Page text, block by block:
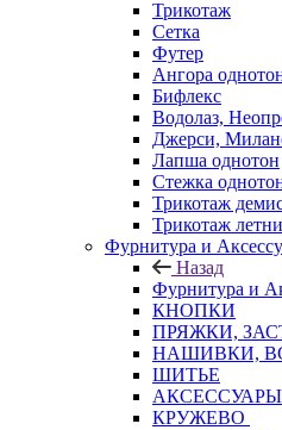
Трикотаж
Сетка
Футер
Ангора
Бифлекс
Водолаз,
Джерси,
Лапша однотон
Стежка
Трикотаж
Трикотаж
Фурнитура и
Назад
Фурнитура и
КНОПКИ
ПРЯЖКИ,
НАШИВКИ,
ШИТЬЕ
АКСЕССУАРЫ
КРУЖЕВО